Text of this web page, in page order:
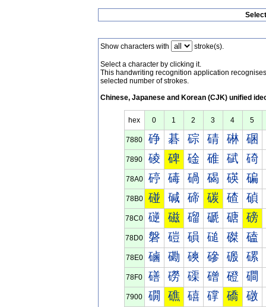
Show characters with stroke(s).
Select a character by clicking it.
This handwriting recognition application
selected number of strokes.
Chinese, Japanese and Korean (CJK) unified
hex 0 1 2 3 4 5
7880 碀 碁 碂 碃 碄 碅
7890 碐 碑 碒 碓 碔 碕
78A0 碠 碡 碢 碣 碤 碥
78B0 碰 碱 碲 碳 碴 碵
78C0 磀 磁 磂 磃 磄 磅
78D0 磐 磑 磒 磓 磔 磕
78E0 磠 磡 磢 磣 磤 磥
78F0 磰 磱 磲 磳 磴 磵
7900 礀 礁 礂 礃 礄 礅